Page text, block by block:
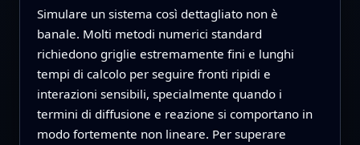
Simulare un sistema così dettagliato non è
banale. Molti metodi numerici standard
richiedono griglie estremamente fini e lunghi
tempi di calcolo per seguire fronti ripidi e
interazioni sensibili, specialmente quando i
termini di diffusione e reazione si comportano in
modo fortemente non lineare. Per superare